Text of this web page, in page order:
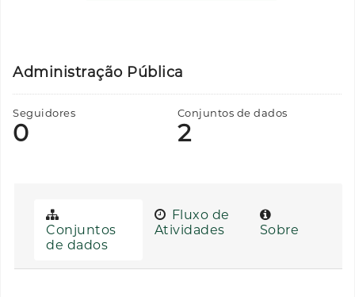
Administração Pública
Seguidores
0
Conjuntos de dados
2
Conjuntos
de dados
Fluxo de
Atividades
Sobre